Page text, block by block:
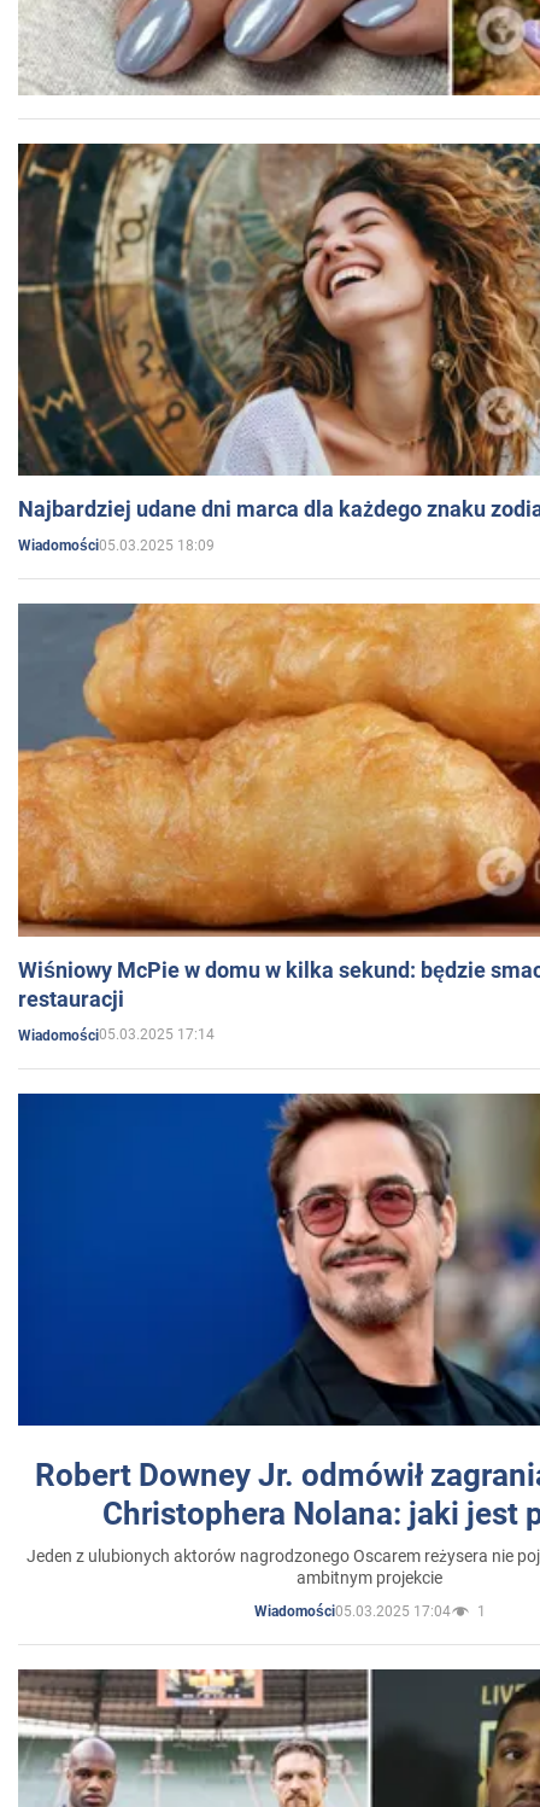
Najbardziej udane dni marca dla każdego znaku
Wiadomości05.03.2025 18:09
Wiśniowy McPie w domu w kilka sekund: będzie
restauracji
Wiadomości05.03.2025 17:14
Robert Downey Jr. odmówił
Christophera Nolana: jaki jest
Jeden z ulubionych aktorów nagrodzonego Oscarem reżysera nie
ambitnym projekcie
Wiadomości05.03.2025 17:04 1